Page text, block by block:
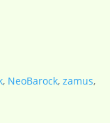
, NeoBarock, zamus,